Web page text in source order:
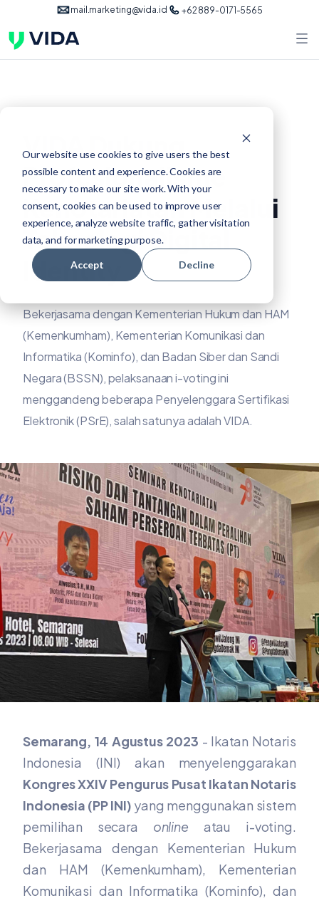
Our website use cookies to give users the best
possible content and experience. Cookies are
necessary to make our site work. With your
consent, cookies can be used to improve user
experience, analyze website traffic, gather visitation
data, and for marketing purpose.
Accept Decline
mail.marketing@vida.id +62 889-0171-5565
VIDA Dukung
Profesionalisme
Kenotariatan Melalui
Teknologi Digital
Identity
Bekerjasama dengan Kementerian Hukum dan HAM
(Kemenkumham), Kementerian Komunikasi dan
Informatika (Kominfo), dan Badan Siber dan Sandi
Negara (BSSN), pelaksanaan i-voting ini
menggandeng beberapa Penyelenggara Sertifikasi
Elektronik (PSrE), salah satunya adalah VIDA.
Semarang, 14 Agustus 2023 - Ikatan Notaris
Indonesia (INI) akan menyelenggarakan
Kongres XXIV Pengurus Pusat Ikatan Notaris
Indonesia (PP INI) yang menggunakan sistem
pemilihan secara online atau i-voting.
Bekerjasama dengan Kementerian Hukum
dan HAM (Kemenkumham), Kementerian
Komunikasi dan Informatika (Kominfo), dan